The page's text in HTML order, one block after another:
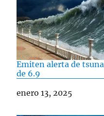
Emiten alerta de
de 6.9
Fecha
enero 13, 2025